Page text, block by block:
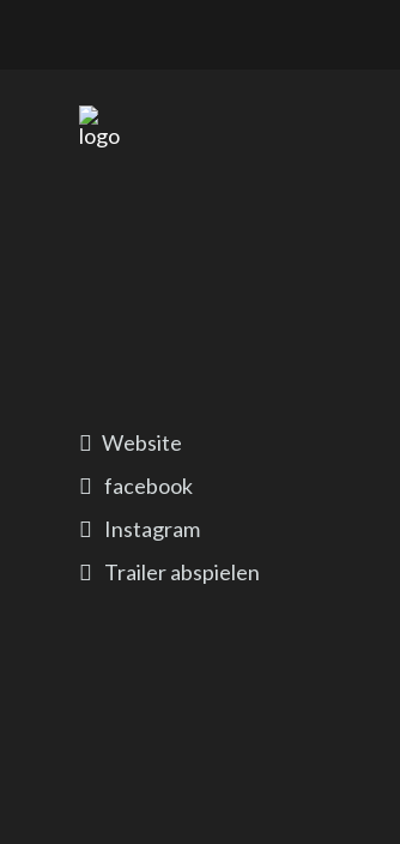
Website
facebook
Instagram
Trailer abspielen